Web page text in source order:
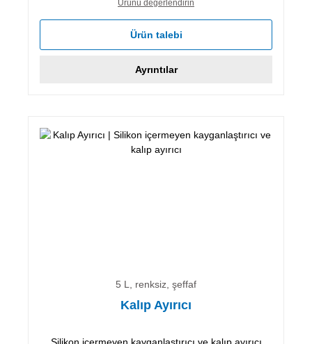
Ürünü değerlendirin
Ürün talebi
Ayrıntılar
5 L, renksiz, şeffaf
Kalıp Ayırıcı